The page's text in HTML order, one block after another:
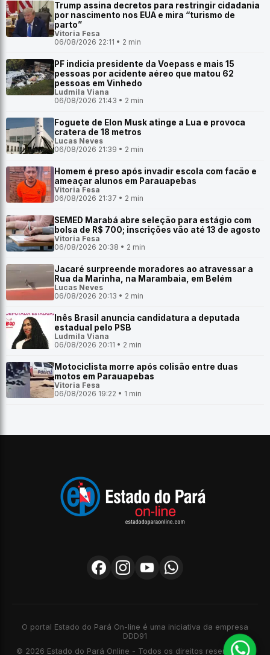
Trump assina decretos para restringir cidadania
por nascimento nos EUA e mira “turismo de
parto”
Vitoria Fesa
06/08/2026 22:11 • 2 min
PF indicia presidente da Voepass e mais 15
pessoas por acidente aéreo que matou 62
pessoas em Vinhedo
Ludmila Viana
06/08/2026 21:43 • 2 min
Foguete de Elon Musk atinge a Lua e provoca
cratera de 18 metros
Lucas Neves
06/08/2026 21:39 • 2 min
Homem é preso após invadir escola com facão e
ameaçar alunos em Parauapebas
Vitoria Fesa
06/08/2026 21:37 • 2 min
SEMED Marabá abre seleção para estágio com
bolsa de R$ 700; inscrições vão até 13 de agosto
Vitoria Fesa
06/08/2026 20:38 • 2 min
Jacaré surpreende moradores ao atravessar a
Rua da Marinha, na Marambaia, em Belém
Lucas Neves
06/08/2026 20:13 • 2 min
Inês Brasil anuncia candidatura a deputada
estadual pelo PSB
Ludmila Viana
06/08/2026 20:11 • 2 min
Motociclista morre após colisão entre duas
motos em Parauapebas
Vitoria Fesa
06/08/2026 19:22 • 1 min
O portal Estado do Pará On-line é uma iniciativa da empresa
DDD91
© 2026 Estado do Pará Online - Todos os direitos reservados -